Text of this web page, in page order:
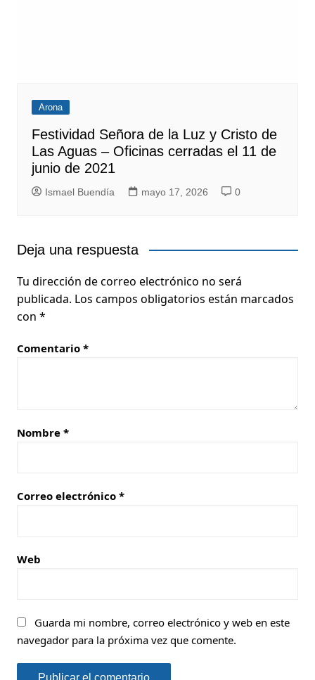
Arona
Festividad Señora de la Luz y Cristo de
Las Aguas – Oficinas cerradas el 11 de
junio de 2021
Ismael Buendía mayo 17, 2026 0
Deja una respuesta
Tu dirección de correo electrónico no será
publicada. Los campos obligatorios están marcados
con *
Comentario *
Nombre *
Correo electrónico *
Web
Guarda mi nombre, correo electrónico y web en este
navegador para la próxima vez que comente.